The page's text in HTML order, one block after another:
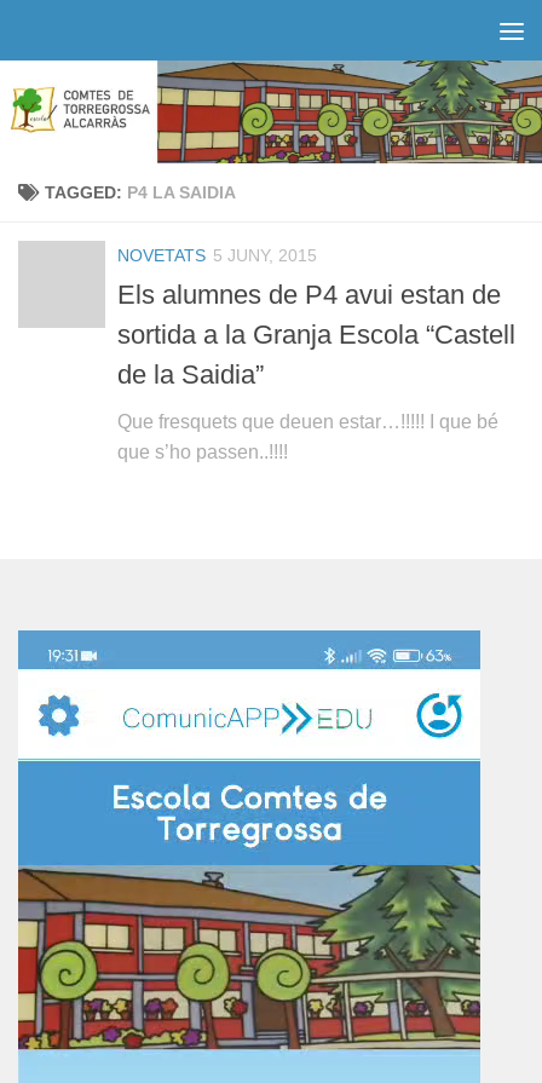
TAGGED: P4 LA SAIDIA
NOVETATS 5 JUNY, 2015
Els alumnes de P4 avui estan de
sortida a la Granja Escola “Castell
de la Saidia”
Que fresquets que deuen estar…!!!!! I que bé
que s’ho passen..!!!!
de
vídeo